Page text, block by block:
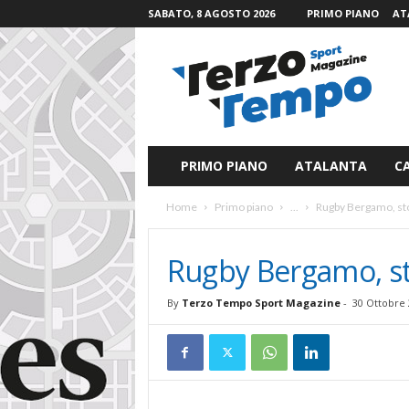
SABATO, 8 AGOSTO 2026 PRIMO PIANO
PRIMO PIANO ATALANTA
Home Primo piano ... Rugby Bergamo,
Rugby Bergamo,
By Terzo Tempo Sport Magazine- 30 Ottobre